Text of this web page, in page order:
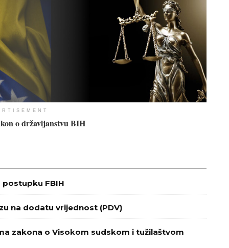
o državljanstvu BIH
FBIH
na dodatu vrijednost (PDV)
zakona o Visokom sudskom i tužilaštvom